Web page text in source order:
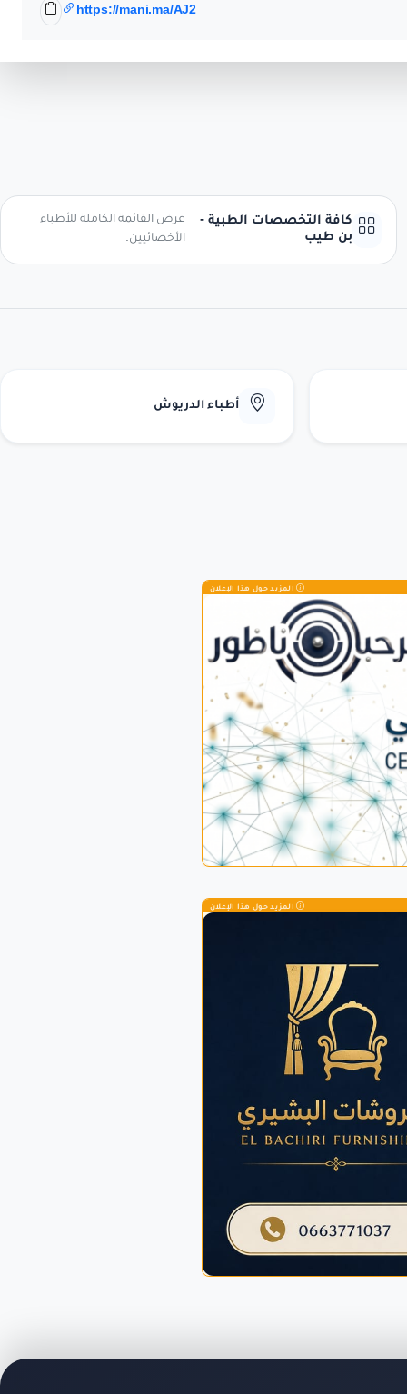
https://mani.ma/AJ2
كافة التخصصات الطبية -
بن طيب
عرض القائمة الكاملة للأطباء
الأخصائيين.
أطباء الدريوش
المزيد حول هذا الإعلان
المزيد حول هذا الإعلان